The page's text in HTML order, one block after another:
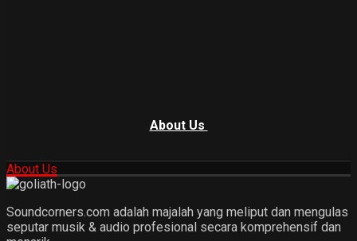
About Us
About Us
Soundcorners.com adalah majalah yang meliput dan mengulas
seputar musik & audio profesional secara komprehensif dan